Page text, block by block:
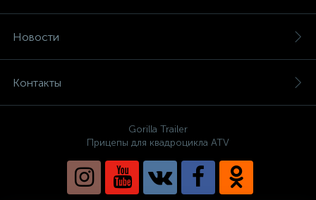
Новости
Контакты
Gorilla Trailer
Прицепы для квадроцикла ATV